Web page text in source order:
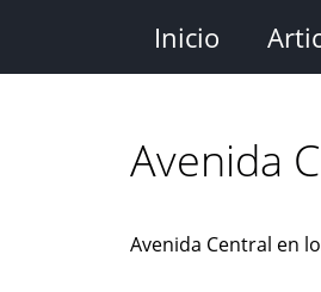
contenido
Inicio
Avenida
Avenida Central en